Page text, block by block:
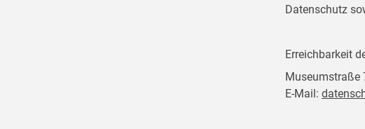
Datenschutz
Erreichbarkeit
Museumstraße
E-Mail: